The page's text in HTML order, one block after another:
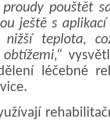
pouštět
ještě s
teplota,
léčebné